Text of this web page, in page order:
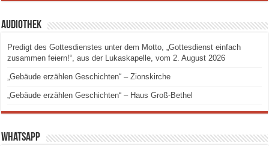
Audiothek
Predigt des Gottesdienstes unter dem Motto, „Gottesdienst einfach
zusammen feiern!“, aus der Lukaskapelle, vom 2. August 2026
„Gebäude erzählen Geschichten“ – Zionskirche
„Gebäude erzählen Geschichten“ – Haus Groß-Bethel
Whatsapp